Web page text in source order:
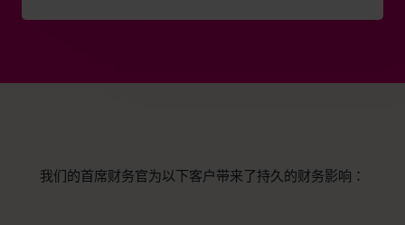
我们的首席财务官为以下客户带来了持久的财务影响：